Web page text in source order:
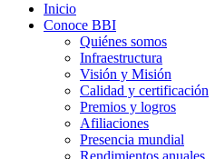
Inicio
Conoce BBI
Quiénes somos
Infraestructura
Visión y Misión
Calidad y certificación
Premios y logros
Afiliaciones
Presencia mundial
Rendimientos anuales